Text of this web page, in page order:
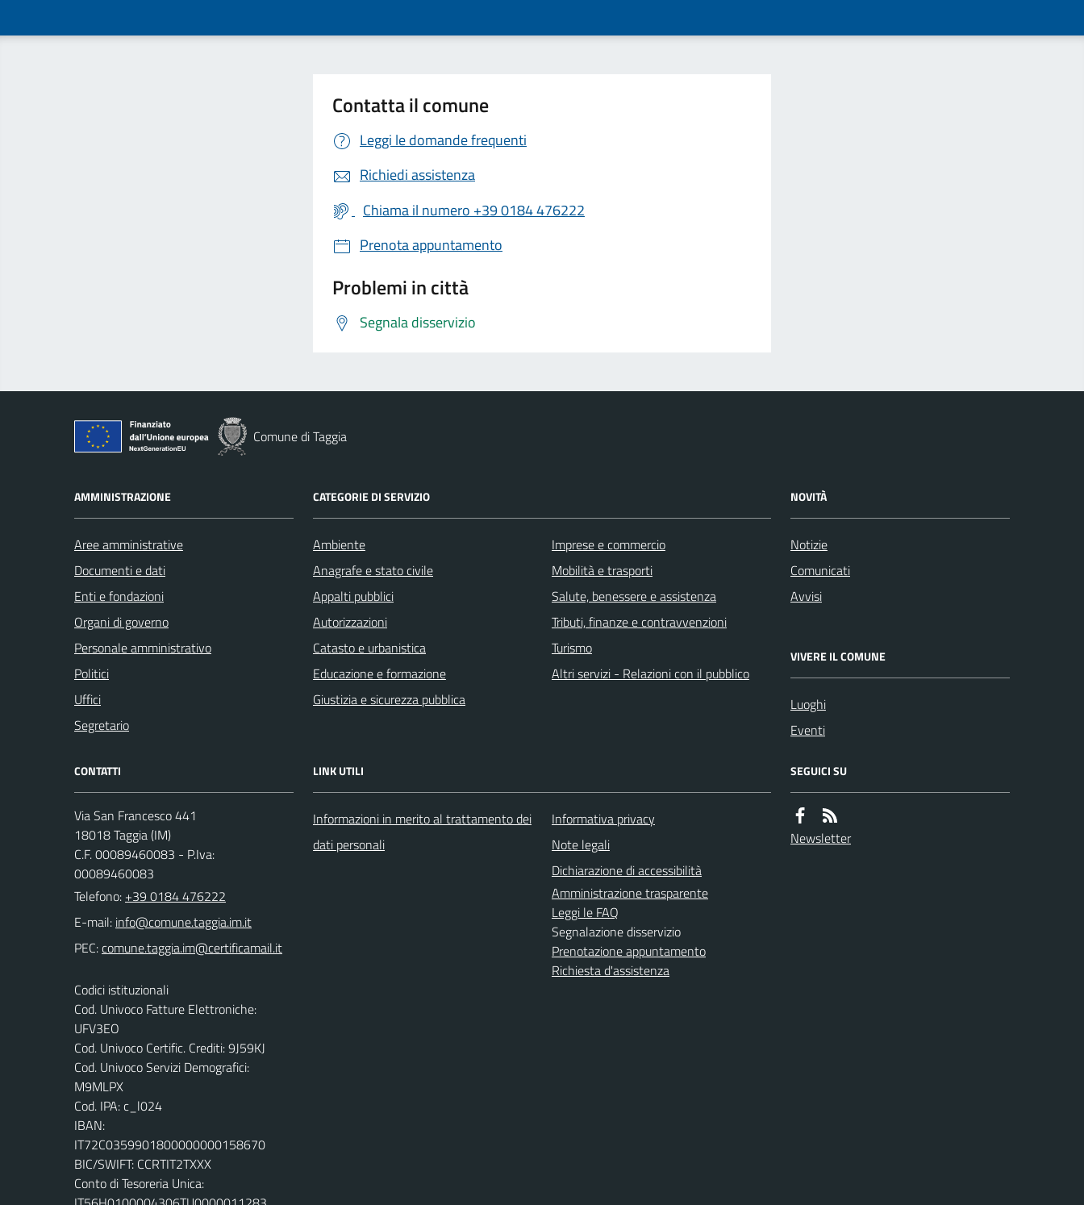
Contatta il comune
Leggi le domande frequenti
Richiedi assistenza
Chiama il numero +39 0184 476222
Prenota appuntamento
Problemi in città
Segnala disservizio
Comune di Taggia
AMMINISTRAZIONE
Aree amministrative
Documenti e dati
Enti e fondazioni
Organi di governo
Personale amministrativo
Politici
Uffici
Segretario
CATEGORIE DI SERVIZIO
Ambiente
Anagrafe e stato civile
Appalti pubblici
Autorizzazioni
Catasto e urbanistica
Educazione e formazione
Giustizia e sicurezza pubblica
Imprese e commercio
Mobilità e trasporti
Salute, benessere e assistenza
Tributi, finanze e contravvenzioni
Turismo
Altri servizi - Relazioni con il pubblico
NOVITÀ
Notizie
Comunicati
Avvisi
VIVERE IL COMUNE
Luoghi
Eventi
CONTATTI
Via San Francesco 441
18018 Taggia (IM)
C.F. 00089460083 - P.Iva:
00089460083
Telefono: +39 0184 476222
E-mail:
PEC:
Codici istituzionali
Cod. Univoco Fatture Elettroniche:
UFV3EO
Cod. Univoco Certific. Crediti: 9J59KJ
Cod. Univoco Servizi Demografici:
M9MLPX
Cod. IPA: c_l024
IBAN:
IT72C0359901800000000158670
BIC/SWIFT: CCRTIT2TXXX
Conto di Tesoreria Unica:
LINK UTILI
Informazioni in merito al trattamento dei
dati personali
Informativa privacy
Note legali
Dichiarazione di accessibilità
Amministrazione trasparente
Leggi le FAQ
Segnalazione disservizio
Prenotazione appuntamento
Richiesta d'assistenza
SEGUICI SU
Newsletter